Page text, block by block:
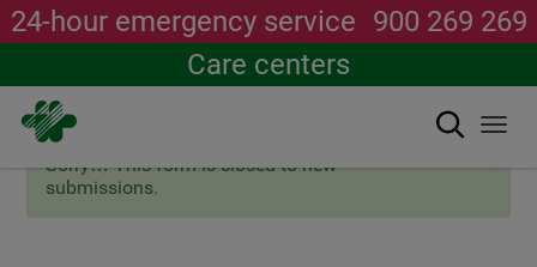
main
24-hour emergency service 900 269 269
Care centers
Search
×
Status
message
Sorry… This form is closed to new
submissions.